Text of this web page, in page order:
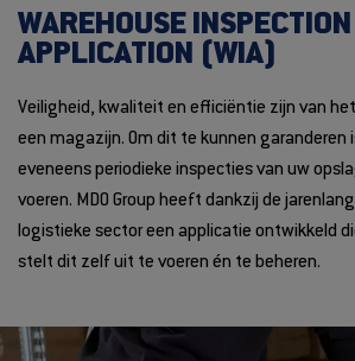
WAREHOUSE INSPECTION
APPLICATION (WIA)
Veiligheid, kwaliteit en efficiëntie zijn van
een magazijn. Om dit te kunnen garanderen
eveneens periodieke inspecties van uw
voeren. MDO Group heeft dankzij de
logistieke sector een applicatie ontwikkeld
stelt dit zelf uit te voeren én te beheren.